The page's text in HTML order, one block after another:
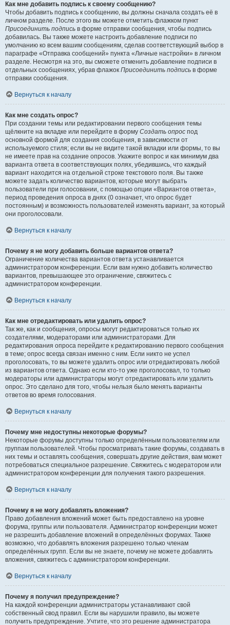
Как мне добавить подпись к своему сообщению?
Чтобы добавить подпись к сообщению, вы должны сначала создать её в
личном разделе. После этого вы можете отметить флажком пункт
Присоединить подпись в форме отправки сообщения, чтобы подпись
добавилась. Вы также можете настроить добавление подписи по
умолчанию ко всем вашим сообщениям, сделав соответствующий выбор в
параграфе «Отправка сообщений» пункта «Личные настройки» в личном
разделе. Несмотря на это, вы сможете отменить добавление подписи в
отдельных сообщениях, убрав флажок Присоединить подпись в форме
отправки сообщения.
Вернуться к началу
Как мне создать опрос?
При создании темы или редактировании первого сообщения темы
щёлкните на вкладке или перейдите в форму Создать опрос под
основной формой для создания сообщения, в зависимости от
используемого стиля; если вы не видите такой вкладки или формы, то вы
не имеете прав на создание опросов. Укажите вопрос и как минимум два
варианта ответа в соответствующих полях, убедившись, что каждый
вариант находится на отдельной строке текстового поля. Вы также
можете задать количество вариантов, которые могут выбрать
пользователи при голосовании, с помощью опции «Вариантов ответа»,
период проведения опроса в днях (0 означает, что опрос будет
постоянным) и возможность пользователей изменять вариант, за который
они проголосовали.
Вернуться к началу
Почему я не могу добавить больше вариантов ответа?
Ограничение количества вариантов ответа устанавливается
администратором конференции. Если вам нужно добавить количество
вариантов, превышающее это ограничение, свяжитесь с
администратором конференции.
Вернуться к началу
Как мне отредактировать или удалить опрос?
Так же, как и сообщения, опросы могут редактироваться только их
создателями, модераторами или администраторами. Для
редактирования опроса перейдите к редактированию первого сообщения
в теме; опрос всегда связан именно с ним. Если никто не успел
проголосовать, то вы можете удалить опрос или отредактировать любой
из вариантов ответа. Однако если кто-то уже проголосовал, то только
модераторы или администраторы могут отредактировать или удалить
опрос. Это сделано для того, чтобы нельзя было менять варианты
ответов во время голосования.
Вернуться к началу
Почему мне недоступны некоторые форумы?
Некоторые форумы доступны только определённым пользователям или
группам пользователей. Чтобы просматривать такие форумы, создавать в
них темы и оставлять сообщения, совершать другие действия, вам может
потребоваться специальное разрешение. Свяжитесь с модератором или
администратором конференции для получения такого разрешения.
Вернуться к началу
Почему я не могу добавлять вложения?
Право добавления вложений может быть предоставлено на уровне
форума, группы или пользователя. Администратор конференции может
не разрешить добавление вложений в определённых форумах. Также
возможно, что добавлять вложения разрешено только членам
определённых групп. Если вы не знаете, почему не можете добавлять
вложения, свяжитесь с администратором конференции.
Вернуться к началу
Почему я получил предупреждение?
На каждой конференции администраторы устанавливают свой
собственный свод правил. Если вы нарушили правило, вы можете
получить предупреждение. Учтите, что это решение администратора